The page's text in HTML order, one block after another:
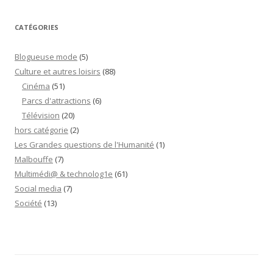
CATÉGORIES
Blogueuse mode (5)
Culture et autres loisirs (88)
Cinéma (51)
Parcs d'attractions (6)
Télévision (20)
hors catégorie (2)
Les Grandes questions de l'Humanité (1)
Malbouffe (7)
Multimédi@ & technolog1e (61)
Social media (7)
Société (13)